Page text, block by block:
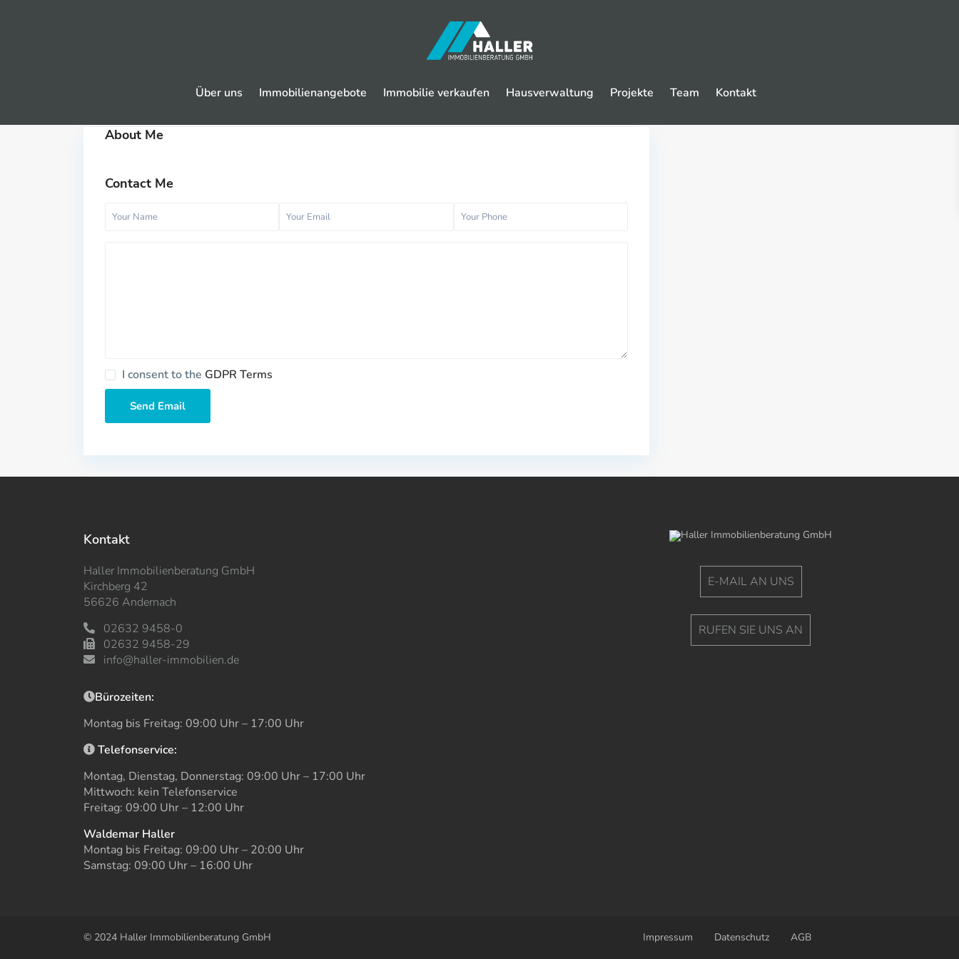
Über uns Immobilienangebote Immobilie verkaufen Hausverwaltung Projekte Team Kontakt
About Me
Contact Me
I consent to the GDPR Terms
Kontakt
Haller Immobilienberatung GmbH
Kirchberg 42
56626 Andernach
02632 9458-0
02632 9458-29
info@haller-immobilien.de
Bürozeiten:
Montag bis Freitag: 09:00 Uhr – 17:00 Uhr
Telefonservice:
Montag, Dienstag, Donnerstag: 09:00 Uhr – 17:00 Uhr
Mittwoch: kein Telefonservice
Freitag: 09:00 Uhr – 12:00 Uhr
Waldemar Haller
Montag bis Freitag: 09:00 Uhr – 20:00 Uhr
Samstag: 09:00 Uhr – 16:00 Uhr
E-MAIL AN UNS
RUFEN SIE UNS AN
© 2024 Haller Immobilienberatung GmbH Impressum Datenschutz AGB